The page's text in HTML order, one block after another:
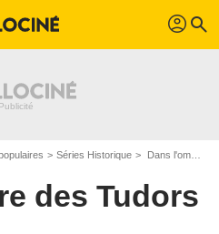
profil search
Séries Historique Dans l'ombre des Tudors
des Tudors